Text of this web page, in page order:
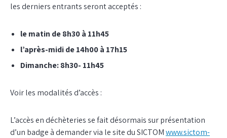
les derniers entrants seront acceptés :
le matin de 8h30 à 11h45
l’après-midi de 14h00 à 17h15
Dimanche: 8h30- 11h45
Voir les modalités d’accès :
L’accès en déchèteries se fait désormais sur présentation
d’un badge à demander via le site du SICTOMwww.sictom-